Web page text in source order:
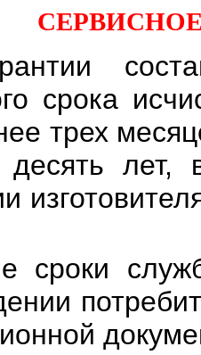
срока
трех
десять лет,
сроки